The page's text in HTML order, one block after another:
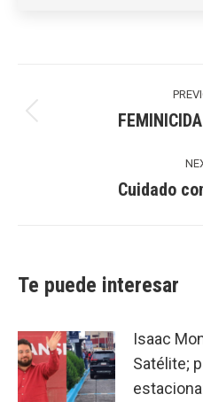
navigation
Cuidado
Te puede interesar
Isaac
Satélite;